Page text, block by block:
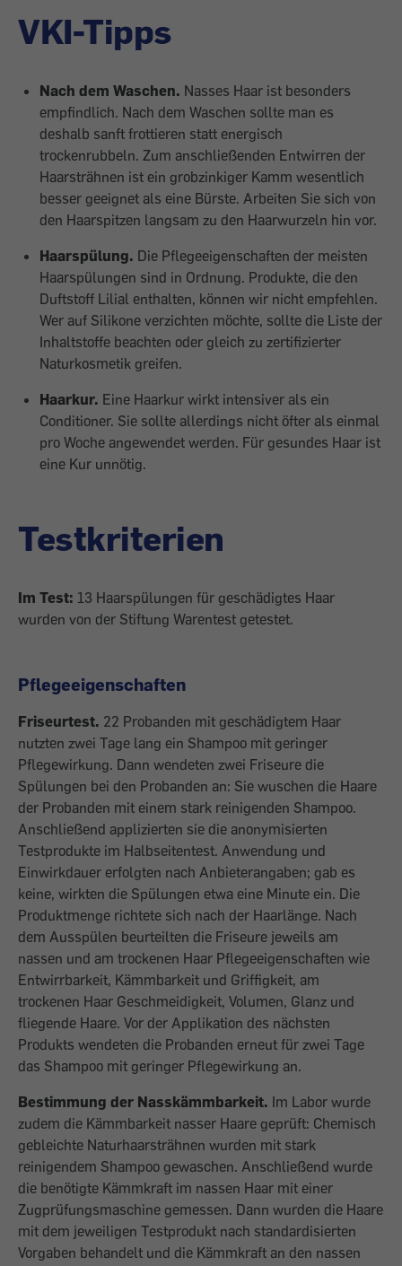
VKI-Tipps
Nach dem Waschen. Nasses Haar ist besonders
empfindlich. Nach dem Waschen sollte man es
deshalb sanft frottieren statt energisch
trockenrubbeln. Zum anschließenden Entwirren der
Haarsträhnen ist ein grobzinkiger Kamm wesentlich
besser geeignet als eine Bürste. Arbeiten Sie sich von
den Haarspitzen langsam zu den Haarwurzeln hin vor.
Haarspülung. Die Pflegeeigenschaften der meisten
Haarspülungen sind in Ordnung. Produkte, die den
Duftstoff Lilial enthalten, können wir nicht empfehlen.
Wer auf Silikone verzichten möchte, sollte die Liste der
Inhaltstoffe beachten oder gleich zu zertifizierter
Naturkosmetik greifen.
Haarkur. Eine Haarkur wirkt intensiver als ein
Conditioner. Sie sollte allerdings nicht öfter als einmal
pro Woche angewendet werden. Für gesundes Haar ist
eine Kur unnötig.
Testkriterien
Im Test: 13 Haarspülungen für geschädigtes Haar
wurden von der Stiftung Warentest getestet.
Pflegeeigenschaften
Friseurtest. 22 Probanden mit geschädigtem Haar
nutzten zwei Tage lang ein Shampoo mit geringer
Pflegewirkung. Dann wendeten zwei Friseure die
Spülungen bei den Probanden an: Sie wuschen die Haare
der Probanden mit einem stark reinigenden Shampoo.
Anschließend applizierten sie die anonymisierten
Testprodukte im Halbseitentest. Anwendung und
Einwirkdauer erfolgten nach Anbieterangaben; gab es
keine, wirkten die Spülungen etwa eine Minute ein. Die
Produktmenge richtete sich nach der Haarlänge. Nach
dem Ausspülen beurteilten die Friseure jeweils am
nassen und am trockenen Haar Pflegeeigenschaften wie
Entwirrbarkeit, Kämmbarkeit und Griffigkeit, am
trockenen Haar Geschmeidigkeit, Volumen, Glanz und
fliegende Haare. Vor der Applikation des nächsten
Produkts wendeten die Probanden erneut für zwei Tage
das Shampoo mit geringer Pflegewirkung an.
Bestimmung der Nasskämmbarkeit. Im Labor wurde
zudem die Kämmbarkeit nasser Haare geprüft: Chemisch
gebleichte Naturhaarsträhnen wurden mit stark
reinigendem Shampoo gewaschen. Anschließend wurde
die benötigte Kämmkraft im nassen Haar mit einer
Zugprüfungsmaschine gemessen. Dann wurden die Haare
mit dem jeweiligen Testprodukt nach standardisierten
Vorgaben behandelt und die Kämmkraft an den nassen